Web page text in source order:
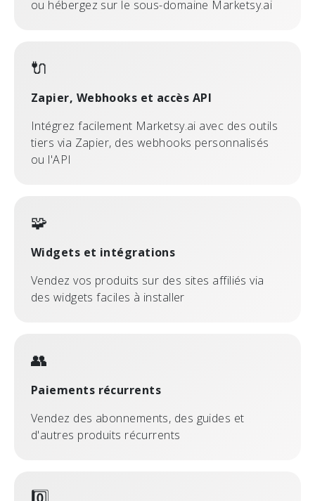
ou hébergez sur le sous-domaine Marketsy.ai
🔌
Zapier, Webhooks et accès API
Intégrez facilement Marketsy.ai avec des outils
tiers via Zapier, des webhooks personnalisés
ou l'API
🧩
Widgets et intégrations
Vendez vos produits sur des sites affiliés via
des widgets faciles à installer
👥
Paiements récurrents
Vendez des abonnements, des guides et
d'autres produits récurrents